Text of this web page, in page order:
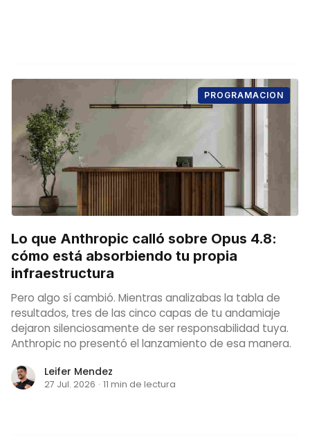
PROGRAMACION
Lo que Anthropic calló sobre Opus 4.8:
cómo está absorbiendo tu propia
infraestructura
Pero algo sí cambió. Mientras analizabas la tabla de
resultados, tres de las cinco capas de tu andamiaje
dejaron silenciosamente de ser responsabilidad tuya.
Anthropic no presentó el lanzamiento de esa manera.
Leifer Mendez
27 Jul. 2026 · 11 min de lectura